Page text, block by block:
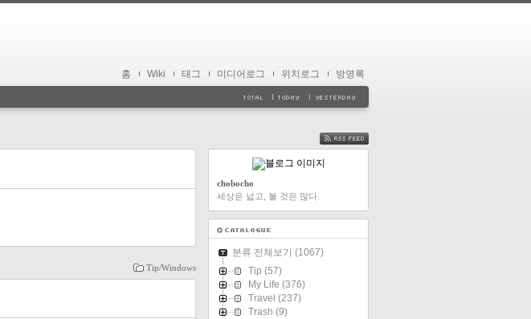
홈 Wiki 태그 미디어로그 위치로그 방명록
Tip/Windows
FEED
chobocho
세상은 넓고, 볼 것은 많다.
분류 전체보기 (1067)
Tip (57)
My Life (376)
Travel (237)
Trash (9)